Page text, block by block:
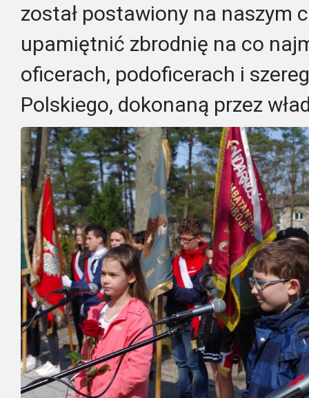
został postawiony na naszym
upamiętnić zbrodnię na co
oficerach, podoficerach i
Polskiego, dokonaną przez